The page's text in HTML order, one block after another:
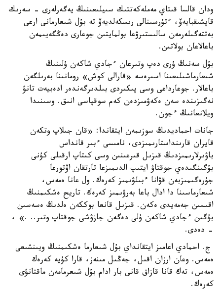
ودان قالسا قىتاي مەملەكەتتىك سىيلىعىنىڭ يەگەرلەرى - سەرىك
قاپشىقبايەۆ، ءتۇرسىنالى رىسكەلديەۆ تە بۇل شىعارمانى ارعى
بەتتەگىلەرمەن سالىستىرۋعا بولمايتىن جوعارى دەڭگەيىمەن
باعالاعان بولاتىن.
بۇل سەنىڭ ۇرى دەپ وتىرعان ءجادي شاكەن ۇلىنىڭ
شىعارماشىلىعىنا اسىرەسە «قارالى كوش» رومانىنا بەرىلگەن
باعالار. جوعارداعى وسى پىكىردى بىلدىرگەندەر ادەبيەت تانۋ
نەگىزىندە سەن ەكەۋمىزدەن كەم سوقپاسى انىق. وسىنىدا
ويلانعانىڭ ءجون.
جانات احماديدىڭ سوزىمەن ايتقاندا: «قان جىلاپ وتكەن
قايران قارىنداستارىمىزدى، نامىسى ءبىر قانداس
باۋىرلارىمىزدىڭ قىزىل قىرعىنىن وسى كىتاپ ارقىلى كۇنى
بۇگىنگىدەي جوقتاۋ ايتىپ الدىمىزعا تارتقان اۆتورعا
جۇرەگىمىزبەن قۋانا ءبىلۋىمىز كەرەك. ول عانا ەمەس،
شىعارماسىنا دا ادال باعا بەرۋىمىز كەرەك. تاريح ەشكىمنىڭ
اقىسىن جەمەيدى ەكەن. قىزىل قانعا بوككەن ەلدىڭ ەسەسىن
بۇگىن ءجادي شاكەن ۇلى دەگەن جازۋشى جوقتاپ وتىر.. .» ،
- دەدى.
ج. احمادي اعامىز ايتقانداي بۇل شىعارما ەشكىمنىڭ ويىنشىعى
ەمەس. وعان ارزان اقىل، جەڭىل مىنەز، قارا كۇيە كەرەك
ەمەس، تەك قانا قازاق قانى بار ادام بۇل شىعرمامەن ماقتانۋى
كەرەك.